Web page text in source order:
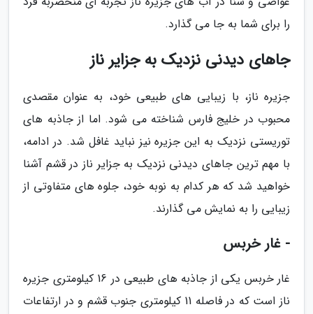
را برای شما به جا می گذارد.
جاهای دیدنی نزدیک به جزایر ناز
جزیره ناز، با زیبایی های طبیعی خود، به عنوان مقصدی
محبوب در خلیج فارس شناخته می شود. اما از جاذبه های
توریستی نزدیک به این جزیره نیز نباید غافل شد. در ادامه،
با مهم ترین جاهای دیدنی نزدیک به جزایر ناز در قشم آشنا
خواهید شد که هر کدام به نوبه خود، جلوه های متفاوتی از
زیبایی را به نمایش می گذارند.
- غار خربس
غار خربس یکی از جاذبه های طبیعی در 16 کیلومتری جزیره
ناز است که در فاصله 11 کیلومتری جنوب قشم و در ارتفاعات